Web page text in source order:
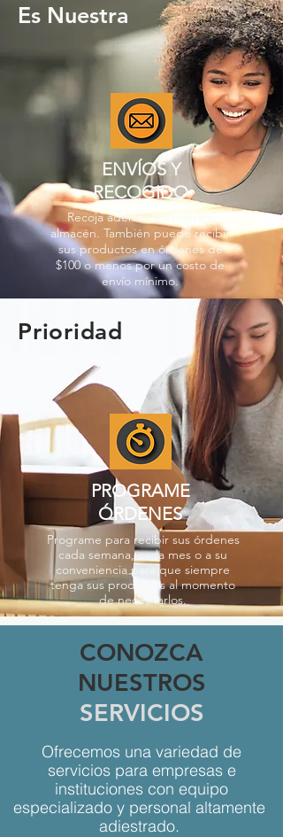
Es Nuestra
ENVÍOS Y
RECOGIDO
Recoja además en nuestro
almacén. También puede recibir
sus productos en órdenes de
$100 o menos por un costo de
envío mínimo.
Prioridad
PROGRAME
ÓRDENES
Programe para recibir sus órdenes
cada semana, cada mes o a su
conveniencia para que siempre
tenga sus productos al momento
de necesitarlos.
CONOZCA
NUESTROS
SERVICIOS
Ofrecemos una variedad de
servicios para empresas e
instituciones con equipo
especializado y personal altamente
adiestrado.